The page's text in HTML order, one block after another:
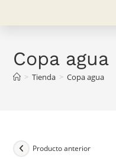
Copa agua
> Tienda > Copa agua
Producto anterior